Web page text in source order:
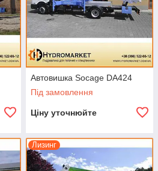
Автовишка Socage DA424
Під замовлення
Ціну уточнюйте
Лизинг